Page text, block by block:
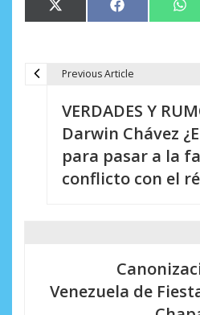
Compartir
en
X
(Twitter)
Compartir
en
Facebook
en
Previous Article
VERDADES Y
Darwin Chávez
para pasar a la
conflicto con el
Venezuela de